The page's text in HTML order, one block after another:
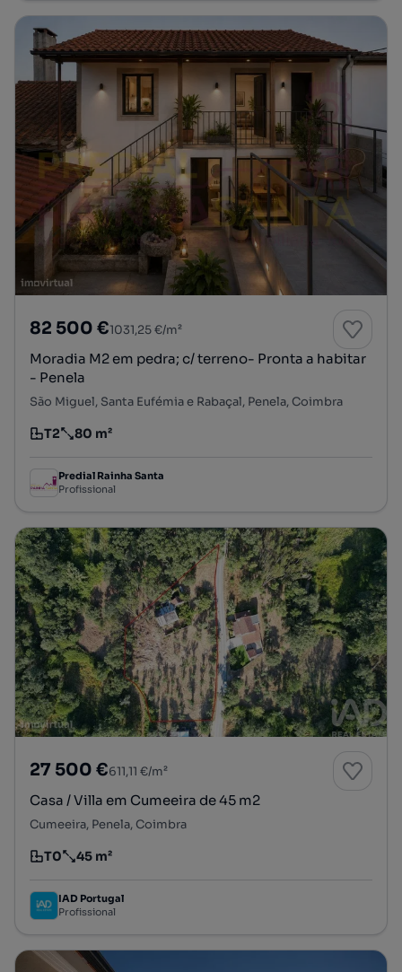
82 500 €1031,25 €/m²
Moradia M2 em pedra; c/ terreno- Pronta a habitar
- Penela
São Miguel, Santa Eufémia e Rabaçal, Penela, Coimbra
Tipologia
T2
Preço por metro quadrado
80 m²
Predial Rainha Santa
Profissional
27 500 €611,11 €/m²
Casa / Villa em Cumeeira de 45 m2
Cumeeira, Penela, Coimbra
Tipologia
T0
Preço por metro quadrado
45 m²
IAD Portugal
Profissional